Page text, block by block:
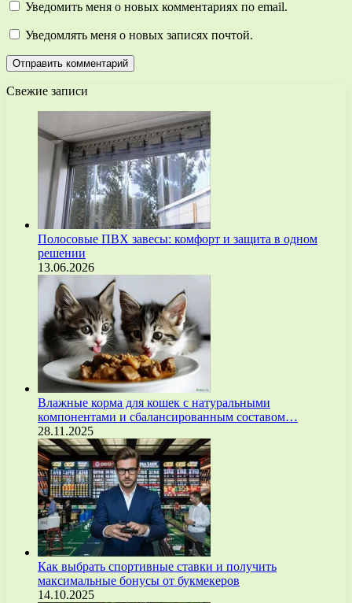
Уведомить меня о новых комментариях по email.
Уведомлять меня о новых записях почтой.
Свежие записи
Полосовые ПВХ завесы: комфорт и защита в одном
решении
13.06.2026
Влажные корма для кошек с натуральными
компонентами и сбалансированным составом…
28.11.2025
Как выбрать спортивные ставки и получить
максимальные бонусы от букмекеров
14.10.2025